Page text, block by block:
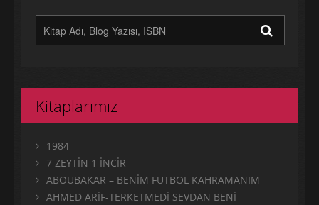
Kitaplarımız
1984
7 ZEYTİN 1 İNCİR
ABOUBAKAR – BENİM FUTBOL KAHRAMANIM
AHMED ARİF-TERKETMEDİ SEVDAN BENİ